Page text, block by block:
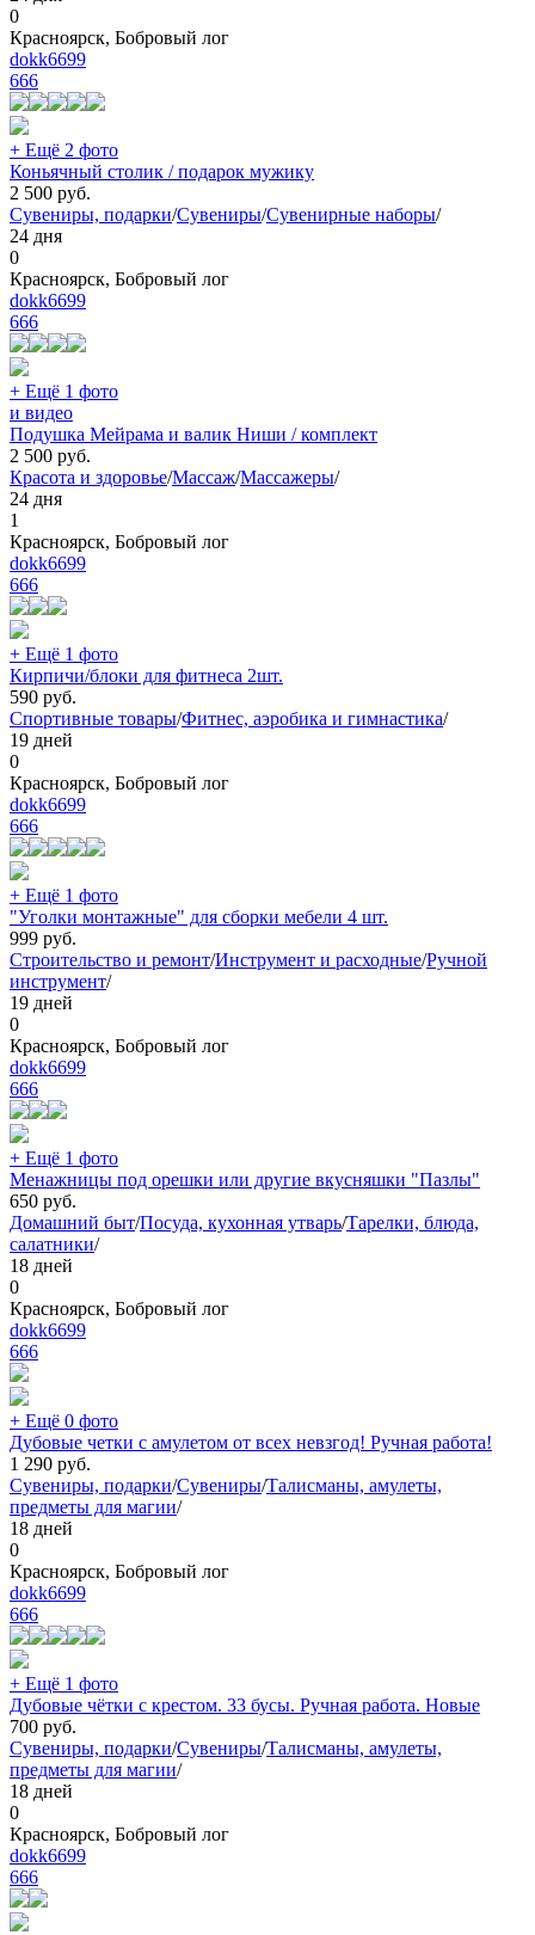
0
Красноярск, Бобровый лог
dokk6699
666
+ Ещё 2 фото
Коньячный столик / подарок мужику
2 500 руб.
Сувениры, подарки/Сувениры/Сувенирные наборы/
24 дня
0
Красноярск, Бобровый лог
dokk6699
666
+ Ещё 1 фото
и видео
Подушка Мейрама и валик Ниши / комплект
2 500 руб.
Красота и здоровье/Массаж/Массажеры/
24 дня
1
Красноярск, Бобровый лог
dokk6699
666
+ Ещё 1 фото
Кирпичи/блоки для фитнеса 2шт.
590 руб.
Спортивные товары/Фитнес, аэробика и гимнастика/
19 дней
0
Красноярск, Бобровый лог
dokk6699
666
+ Ещё 1 фото
"Уголки монтажные" для сборки мебели 4 шт.
999 руб.
Строительство и ремонт/Инструмент и расходные/Ручной
инструмент/
19 дней
0
Красноярск, Бобровый лог
dokk6699
666
+ Ещё 1 фото
Менажницы под орешки или другие вкусняшки "Пазлы"
650 руб.
Домашний быт/Посуда, кухонная утварь/Тарелки, блюда,
салатники/
18 дней
0
Красноярск, Бобровый лог
dokk6699
666
+ Ещё 0 фото
Дубовые четки с амулетом от всех невзгод! Ручная работа!
1 290 руб.
Сувениры, подарки/Сувениры/Талисманы, амулеты,
предметы для магии/
18 дней
0
Красноярск, Бобровый лог
dokk6699
666
+ Ещё 1 фото
Дубовые чётки с крестом. 33 бусы. Ручная работа. Новые
700 руб.
Сувениры, подарки/Сувениры/Талисманы, амулеты,
предметы для магии/
18 дней
0
Красноярск, Бобровый лог
dokk6699
666